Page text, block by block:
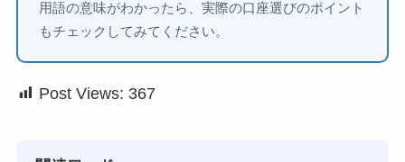
用語の意味がわかったら、実際の口座選びのポイント
もチェックしてみてください。
Post Views: 367